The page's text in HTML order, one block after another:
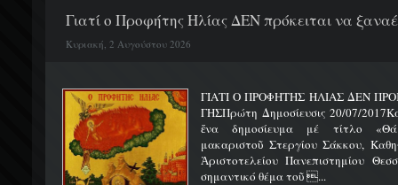
Γιατί ο Προφήτης Ηλίας ΔΕΝ πρόκειται να
Κυριακή, 2 Αυγούστου 2026
ΓΙΑΤΙ Ο ΠΡΟΦΗΤΗΣ ΗΛΙΑΣ ΔΕΝ
ΓΗΣΠρώτη Δημοσίευσις 20/07/
ἕνα δημοσίευμα μέ τίτλο
μακαριστοῦ Στεργίου Σάκκου,
Ἀριστοτελείου Πανεπιστημίου
σημαντικό θέμα τοῦ ...